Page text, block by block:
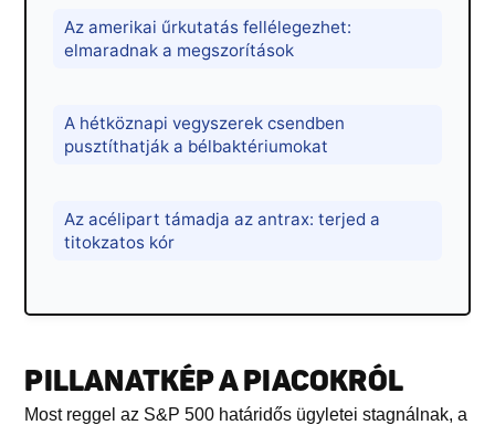
Az amerikai űrkutatás fellélegezhet:
elmaradnak a megszorítások
A hétköznapi vegyszerek csendben
pusztíthatják a bélbaktériumokat
Az acélipart támadja az antrax: terjed a
titokzatos kór
PILLANATKÉP A PIACOKRÓL
Most reggel az S&P 500 határidős ügyletei stagnálnak, a